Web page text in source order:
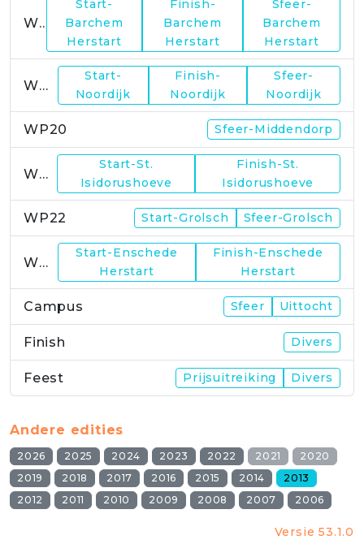
WP17
Start-
Barchem
Herstart
Finish-
Barchem
Herstart
Sfeer-
Barchem
Herstart
WP19
Start-
Noordijk
Finish-
Noordijk
Sfeer-
Noordijk
WP20 Sfeer-Middendorp
WP21
Start-St.
Isidorushoeve
Finish-St.
Isidorushoeve
WP22 Start-Grolsch Sfeer-Grolsch
WP23
Start-Enschede
Herstart
Finish-Enschede
Herstart
Campus Sfeer Uittocht
Finish Divers
Feest Prijsuitreiking Divers
Andere edities
2026 2025 2024 2023 2022 2021
2020
2019
2018 2017 2016 2015 2014
2013
2012
2011 2010 2009 2008 2007 2006
Versie 53.1.0